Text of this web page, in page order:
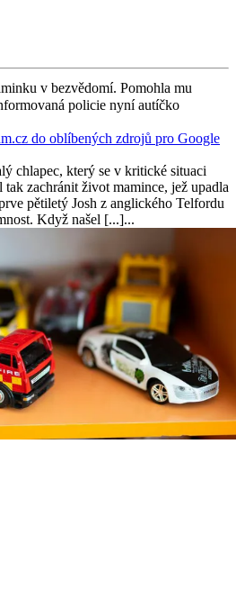
v bezvědomí. Pomohla mu
policie nyní autíčko
do oblíbených zdrojů pro Google
chlapec, který se v kritické situaci
zachránit život mamince, jež upadla
pětiletý Josh z anglického Telfordu
Když našel [...]...